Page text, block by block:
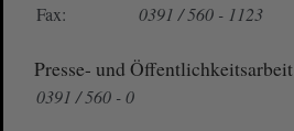
Fax:
0391 / 560 - 1123
Presse- und Öffentlichkeitsarbeit
0391 / 560 - 0